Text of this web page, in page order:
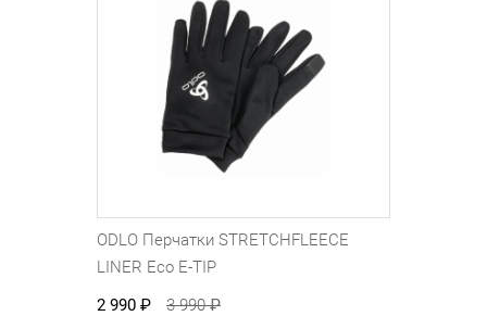
ODLO Перчатки STRETCHFLEECE
LINER Eco E-TIP
2 990 ₽ 3 990₽